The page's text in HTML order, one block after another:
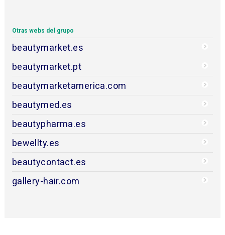
Otras webs del grupo
beautymarket.es
beautymarket.pt
beautymarketamerica.com
beautymed.es
beautypharma.es
bewellty.es
beautycontact.es
gallery-hair.com